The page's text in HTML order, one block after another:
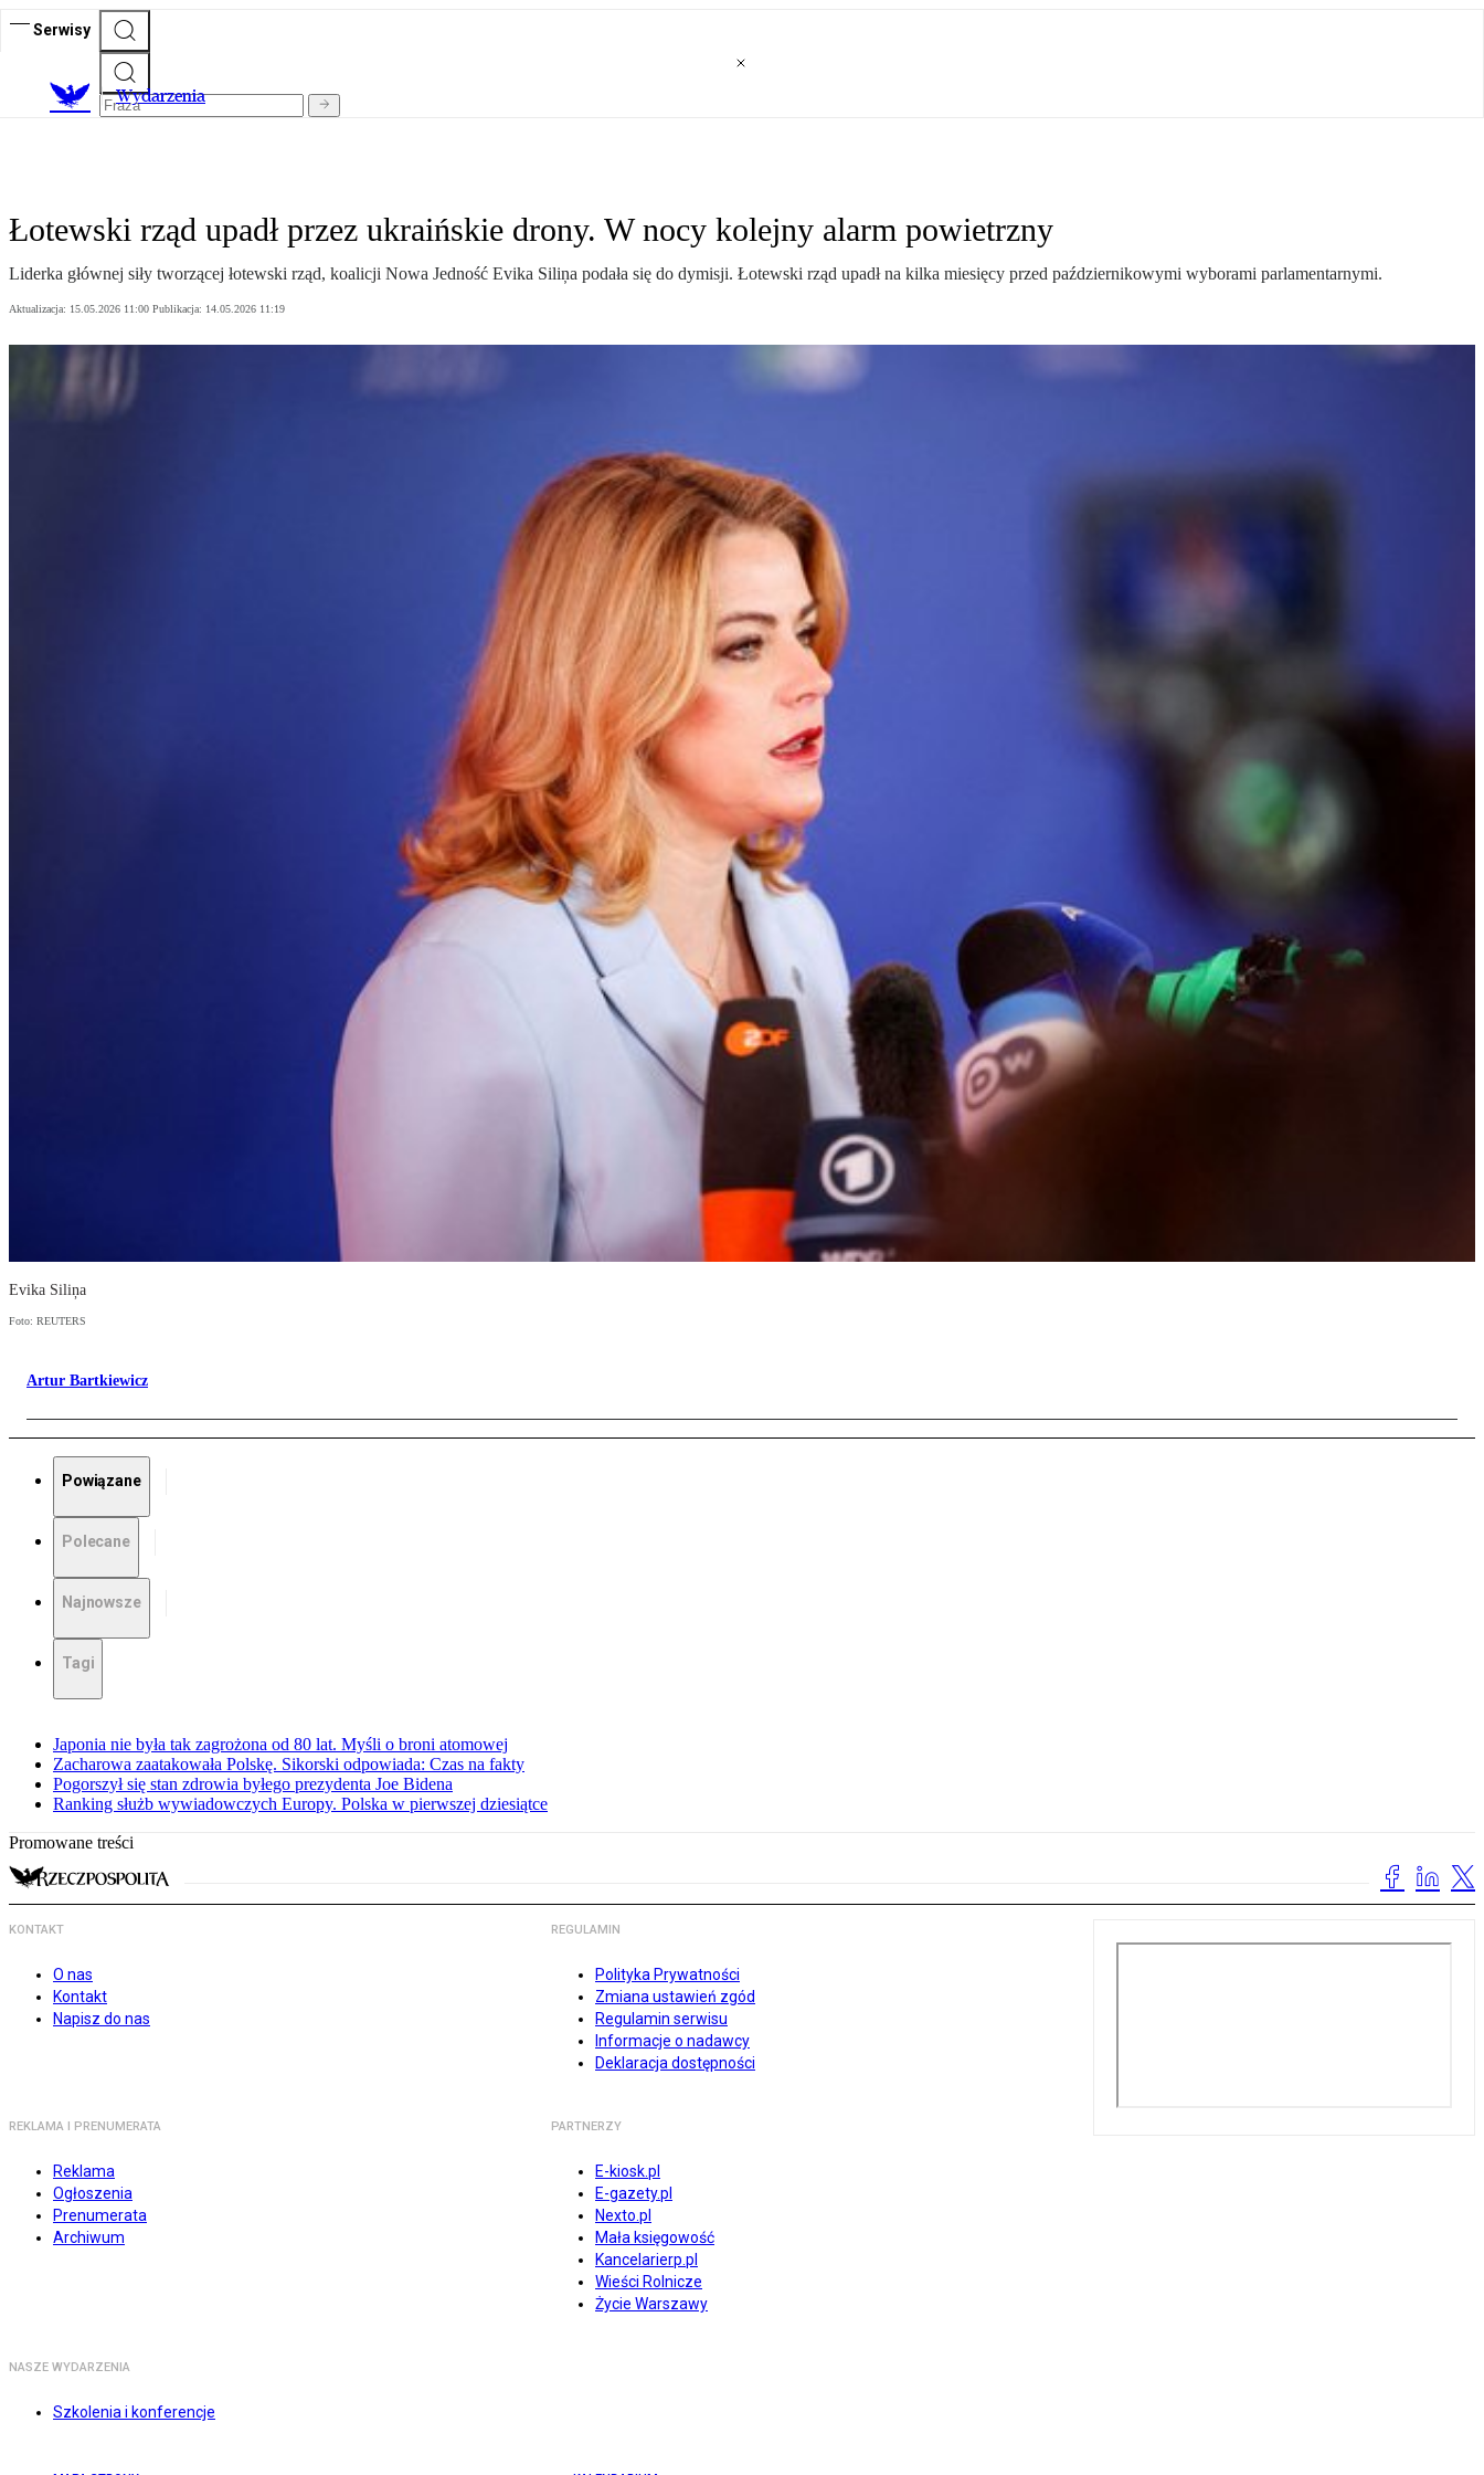
Serwisy
Wydarzenia
Łotewski rząd upadł przez ukraińskie drony. W nocy kolejny alarm powietrzny
Liderka głównej siły tworzącej łotewski rząd, koalicji Nowa Jedność Evika Siliņa podała się do dymisji. Łotewski rząd upadł na kilka miesięcy przed październikowymi wyborami parlamentarnymi.
Aktualizacja: 15.05.2026 11:00 Publikacja: 14.05.2026 11:19
Evika Siliņa
Foto: REUTERS
Artur Bartkiewicz
Powiązane
Polecane
Najnowsze
Tagi
Japonia nie była tak zagrożona od 80 lat. Myśli o broni atomowej
Zacharowa zaatakowała Polskę. Sikorski odpowiada: Czas na fakty
Pogorszył się stan zdrowia byłego prezydenta Joe Bidena
Ranking służb wywiadowczych Europy. Polska w pierwszej dziesiątce
Promowane treści
KONTAKT
O nas
Kontakt
Napisz do nas
REGULAMIN
Polityka Prywatności
Zmiana ustawień zgód
Regulamin serwisu
Informacje o nadawcy
Deklaracja dostępności
REKLAMA I PRENUMERATA
Reklama
Ogłoszenia
Prenumerata
Archiwum
PARTNERZY
E-kiosk.pl
E-gazety.pl
Nexto.pl
Mała księgowość
Kancelarierp.pl
Wieści Rolnicze
Życie Warszawy
NASZE WYDARZENIA
Szkolenia i konferencje